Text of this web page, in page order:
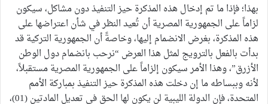
بهذا؛ فإذا ما تم إدخال هذه المذكرة حيز التنفيذ دون مشاكل، سيكون
لزاماً على الجمهورية المصرية أن تُعيد النظر في شأن اعتراضها على
هذه المذكرة، بغرض الانضمام إليها، وخاصةً أن الجمهورية التركية قد
بدأت بالفعل بالترويج لمثل هذا العرض “نرحب بانضمام دول الوطن
الأزرق”، وهذا الأمر سيكون إلزاماً على الجمهورية المصرية مستقبلاً،
لأنه وببساطه ما إن دخلت هذه المذكرة حيز التنفيذ بمباركة الأمم
المتحدة، فإن الدولة الليبية لن يكون لها الحق في تعديل المادتين (01)،